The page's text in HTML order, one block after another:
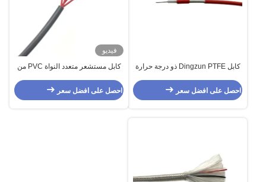
كابل Dingzun PTFE ذو درجة حرارة
السائل
احصل على افضل سعر
فيديو
كابل مستشعر متعدد النواة PVC من
النواة
احصل على افضل سعر